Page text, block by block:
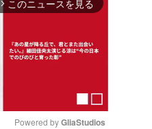
arrow_forward_ios このニュースを見る
Powered by GliaStudios